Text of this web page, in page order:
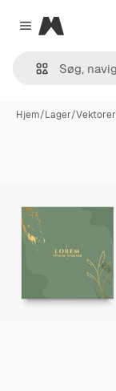
Close menu
Magnific
Hjem/Lager/Vektorer